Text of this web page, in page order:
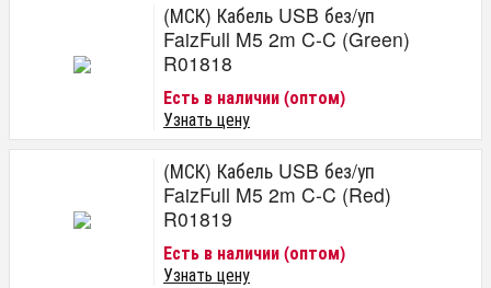
(МСК) Кабель USB без/уп
FaizFull M5 2m C-C (Green)
R01818
Есть в наличии (оптом)
Узнать цену
(МСК) Кабель USB без/уп
FaizFull M5 2m C-C (Red)
R01819
Есть в наличии (оптом)
Узнать цену